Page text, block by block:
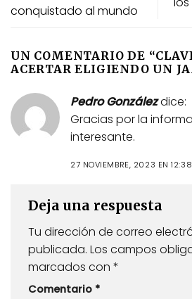
conquistado al mundo
UN COMENTARIO DE “
ACERTAR ELIGIENDO UN
Pedro Gonzálezdice:
Gracias por la
interesante.
27 NOVIEMBRE, 2023 EN
Deja una respuesta
Tu dirección de correo
publicada. Los campos
marcados con *
Comentario *